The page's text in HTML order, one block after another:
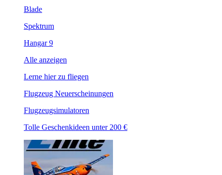
Blade
Spektrum
Hangar 9
Alle anzeigen
Lerne hier zu fliegen
Flugzeug Neuerscheinungen
Flugzeugsimulatoren
Tolle Geschenkideen unter 200 €